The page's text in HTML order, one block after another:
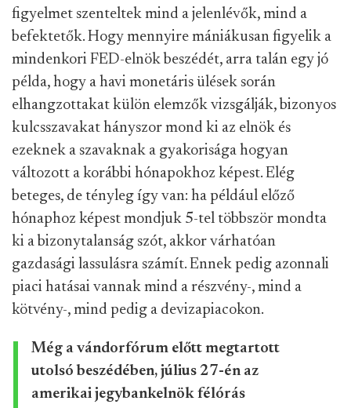
figyelmet szenteltek mind a jelenlévők, mind a
befektetők. Hogy mennyire mániákusan figyelik a
mindenkori FED-elnök beszédét, arra talán egy jó
példa, hogy a havi monetáris ülések során
elhangzottakat külön elemzők vizsgálják, bizonyos
kulcsszavakat hányszor mond ki az elnök és
ezeknek a szavaknak a gyakorisága hogyan
változott a korábbi hónapokhoz képest. Elég
beteges, de tényleg így van: ha például előző
hónaphoz képest mondjuk 5-tel többször mondta
ki a bizonytalanság szót, akkor várhatóan
gazdasági lassulásra számít. Ennek pedig azonnali
piaci hatásai vannak mind a részvény-, mind a
kötvény-, mind pedig a devizapiacokon.
Még a vándorfórum előtt megtartott
utolsó beszédében, július 27-én az
amerikai jegybankelnök félórás